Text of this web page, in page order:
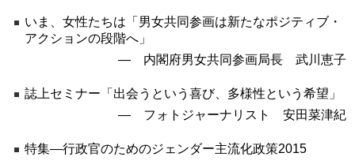
いま、女性たちは「男女共同参画は新たなポジティブ・
アクションの段階へ」
― 内閣府男女共同参画局長 武川恵子
誌上セミナー「出会うという喜び、多様性という希望」
― フォトジャーナリスト 安田菜津紀
特集―行政官のためのジェンダー主流化政策2015